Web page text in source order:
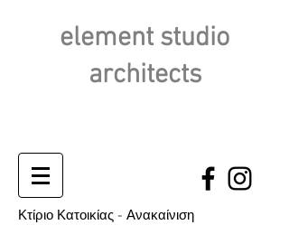
element studio
architects
Κτίριο Κατοικίας - Ανακαίνιση